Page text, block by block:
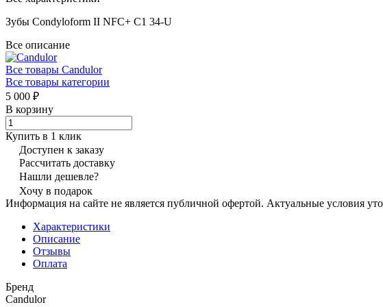
Зубы Condyloform II NFC+ C1 34-U
Все описание
Все товары Candulor
Все товары категории
5 000 ₽
В корзину
Купить в 1 клик
Доступен к заказу
Рассчитать доставку
Нашли дешевле?
Хочу в подарок
Информация на сайте не является публичной офертой. Актуальные условия
Характеристики
Описание
Отзывы
Оплата
Бренд
Candulor